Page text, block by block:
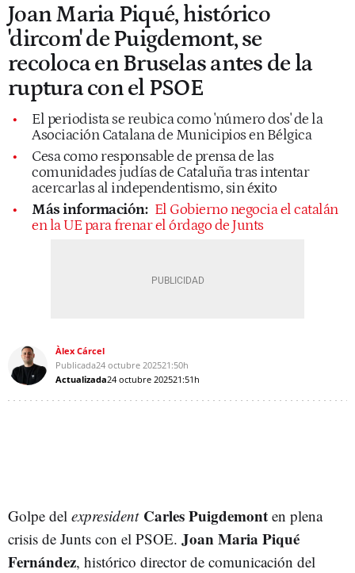
Joan Maria Piqué, histórico
'dircom' de Puigdemont, se
recoloca en Bruselas antes de la
ruptura con el PSOE
El periodista se reubica como 'número dos' de la
Asociación Catalana de Municipios en Bélgica
Cesa como responsable de prensa de las
comunidades judías de Cataluña tras intentar
acercarlas al independentismo, sin éxito
Más información: El Gobierno negocia el catalán
en la UE para frenar el órdago de Junts
Àlex Cárcel
Publicada24 octubre 202521:50h
Actualizada24 octubre 202521:51h
Golpe del expresident Carles Puigdemont en plena
crisis de Junts con el PSOE. Joan Maria Piqué
Fernández, histórico director de comunicación del